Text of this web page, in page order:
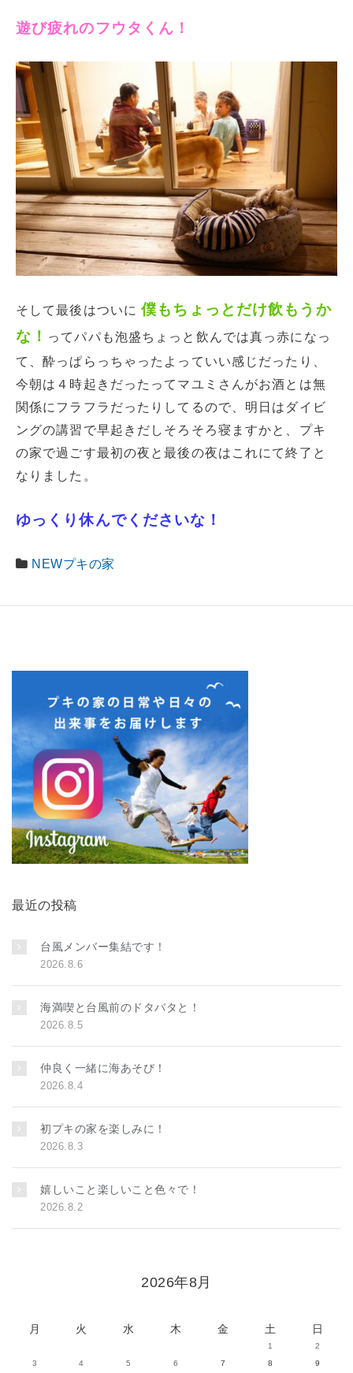
遊び疲れのフウタくん！
そして最後はついに僕もちょっとだけ飲もうか
な！ ってパパも泡盛ちょっと飲んでは真っ赤になっ
て、酔っぱらっちゃったよっていい感じだったり、
今朝は４時起きだったってマユミさんがお酒とは無
関係にフラフラだったりしてるので、明日はダイビ
ングの講習で早起きだしそろそろ寝ますかと、プキ
の家で過ごす最初の夜と最後の夜はこれにて終了と
なりました。
ゆっくり休んでくださいな！
NEWプキの家
最近の投稿
台風メンバー集結です！
2026.8.6
海満喫と台風前のドタバタと！
2026.8.5
仲良く一緒に海あそび！
2026.8.4
初プキの家を楽しみに！
2026.8.3
嬉しいこと楽しいこと色々で！
2026.8.2
2026年8月
月 火 水 木 金 土 日
1
2
3
4 5 6 7 8 9